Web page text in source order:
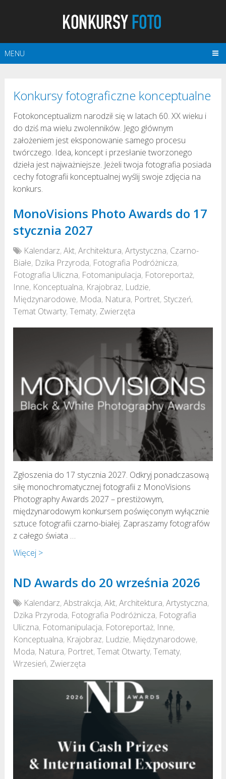
MENU
Konkursy fotograficzne konceptualne
Fotokonceptualizm narodził się w latach 60. XX wieku i
do dziś ma wielu zwolenników. Jego głównym
założeniem jest eksponowanie samego procesu
twórczego. Idea, koncept i przesłanie tworzonego
dzieła jest najważniejsze. Jeżeli twoja fotografia posiada
cechy fotografii konceptualnej wyślij swoje zdjęcia na
konkurs.
MonoVisions Photo Awards do 17
stycznia 2027
Kalendarz,Akt,Architektura,Artystyczna, Czarno-
Białe, Dzika Przyroda, Fotografia Podróżnicza,
Fotografia Uliczna, Fotomanipulacja, Fotoreportaż,
Inne, Konceptualna, Krajobraz, Ludzie,
Międzynarodowe, Moda, Natura, Portret, Styczeń,
Temat Otwarty,Tematy, Zwierzęta
Zgłoszenia do 17 stycznia 2027. Odkryj ponadczasową
siłę monochromatycznej fotografii z MonoVisions
Photography Awards 2027 – prestiżowym,
międzynarodowym konkursem poświęconym wyłącznie
sztuce fotografii czarno-białej. Zapraszamy fotografów
z całego świata …
Więcej >
ND Awards do 20 września 2026
Kalendarz,Abstrakcja,Akt,Architektura,Artystyczna,
Dzika Przyroda, Fotografia Podróżnicza, Fotografia
Uliczna, Fotomanipulacja, Fotoreportaż, Inne,
Konceptualna, Krajobraz, Ludzie, Międzynarodowe,
Moda, Natura, Portret,Temat Otwarty,Tematy,
Wrzesień, Zwierzęta